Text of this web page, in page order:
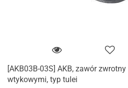
[AKB03B-03S] AKB, zawór
wtykowymi, typ tulei